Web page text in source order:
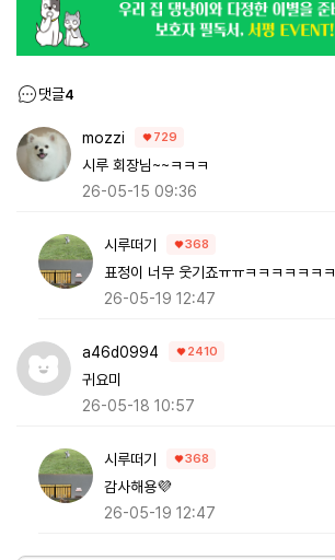
댓글4
mozzi 729
시루 회장님~~ㅋㅋㅋ
26-05-15 09:36
시루떠기 368
표정이 너무 웃기죠ㅠㅠㅋㅋㅋㅋㅋㅋㅋ
26-05-19 12:47
a46d0994 2410
귀요미
26-05-18 10:57
시루떠기 368
감사해용💜
26-05-19 12:47